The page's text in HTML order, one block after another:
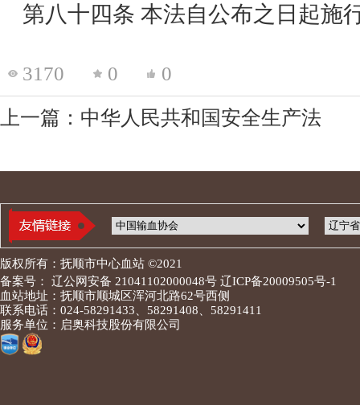
第八十四条 本法自公布之日起施
3170 0 0
上一篇：中华人民共和国安全生产法
版权所有：抚顺市中心血站 ©2021
备案号： 辽公网安备 21041102000048号 辽ICP备20009505号-1
血站地址：抚顺市顺城区浑河北路62号西侧
联系电话：024-58291433、58291408、58291411
服务单位：启奥科技股份有限公司